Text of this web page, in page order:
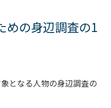
めの身辺調査の1
となる人物の身辺調査の